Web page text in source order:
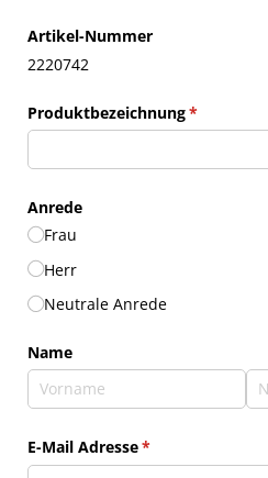
Artikel-Nummer
2220742
Produktbezeichnung*
Anrede
Frau
Herr
Neutrale Anrede
Name
E-Mail Adresse*
(erforderlich)